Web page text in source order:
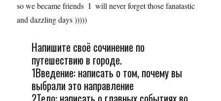
so we became friends I will never forget those fanatastic
and dazzling days )))))
Напишите своё сочинение по
путешествию в городе.
1Введение: написать о том, почему вы
выбрали это направление